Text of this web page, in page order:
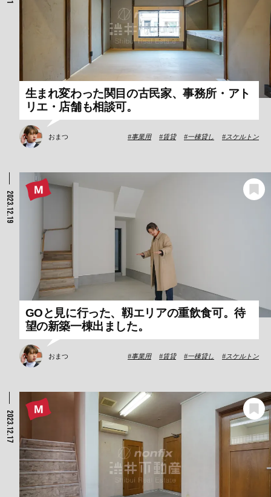
生まれ変わった関目の古民家、事務所・アト
リエ・店舗も相談可。
おまつ 事業用 賃貸 一棟貸し スケルトン
2023.12.19
GOと見に行った、靱エリアの重飲食可。待
望の新築一棟出ました。
おまつ 事業用 賃貸 一棟貸し スケルトン
2023.12.17